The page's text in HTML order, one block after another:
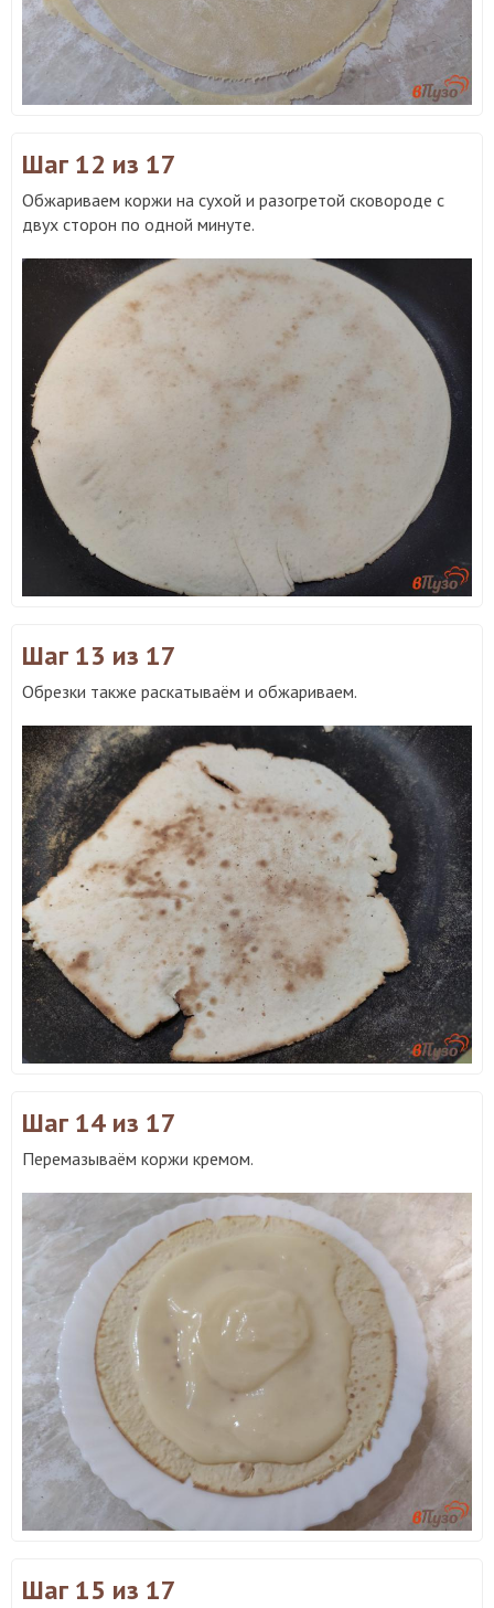
Шаг 12 из 17
Обжариваем коржи на сухой и разогретой сковороде с
двух сторон по одной минуте.
Шаг 13 из 17
Обрезки также раскатываём и обжариваем.
Шаг 14 из 17
Перемазываём коржи кремом.
Шаг 15 из 17